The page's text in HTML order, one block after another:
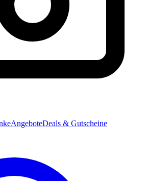
AngeboteDeals & Gutscheine